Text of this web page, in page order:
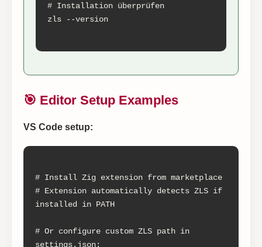
# Installation überprüfen
zls --version
🎯 Editor Setup Examples
VS Code setup:
# Install Zig extension from marketplace
# Extension automatically detects ZLS if
installed in PATH
# Or configure custom ZLS path in
settings.json: